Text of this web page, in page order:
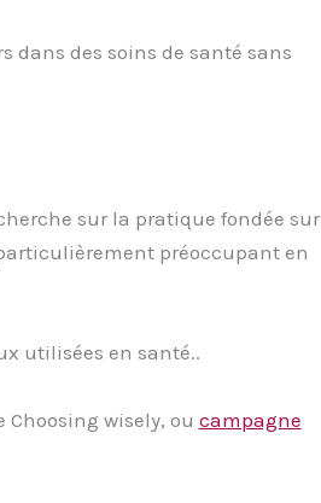
dans des soins de santé sans
sur la pratique fondée sur
préoccupant en
utilisées en santé..
wisely, ou campagne